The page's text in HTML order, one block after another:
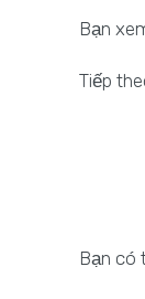
Bạn
Tiếp
Bạn có